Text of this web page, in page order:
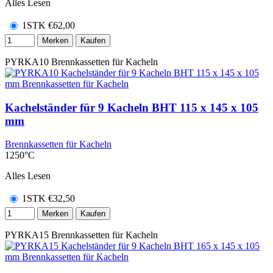
Alles Lesen
1STK €62,00
Merken Kaufen
PYRKA10 Brennkassetten für Kacheln
Kachelständer für 9 Kacheln BHT 115 x 145 x 105
mm
Brennkassetten für Kacheln
1250°C
Alles Lesen
1STK €32,50
Merken Kaufen
PYRKA15 Brennkassetten für Kacheln